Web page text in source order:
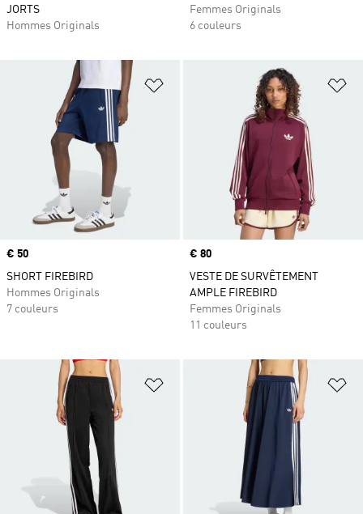
JORTS
Hommes Originals
Femmes Originals
6 couleurs
Ajouter à la Liste de produits
Prix
€ 50
SHORT FIREBIRD
Hommes Originals
7 couleurs
Prix
€ 80
VESTE DE SURVÊTEMENT
AMPLE FIREBIRD
Femmes Originals
11 couleurs
Ajouter à la Liste de produits